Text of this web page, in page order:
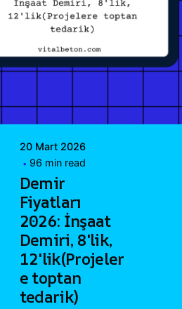
Posted by
Webmaster
20 Mart 2026
96 min read
Demir
Fiyatları
2026: İnşaat
Demiri, 8'lik,
12'lik(Projeler
e toptan
tedarik)